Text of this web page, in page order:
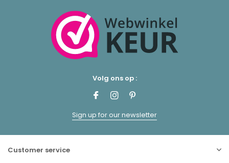
Volg ons op :
Sign up for our newsletter
Customer service